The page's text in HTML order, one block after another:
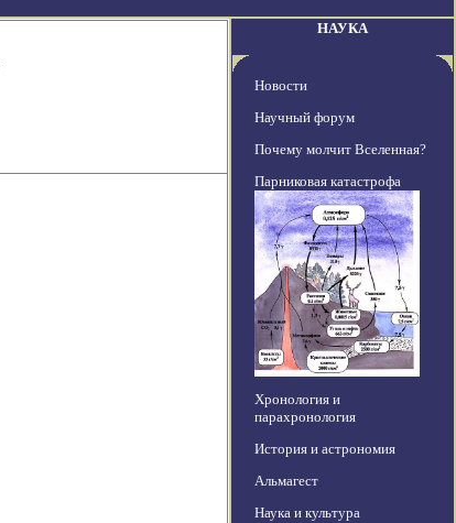
НАУКА
Новости
Научный форум
Почему молчит Вселенная?
Парниковая катастрофа
Хронология и
парахронология
История и астрономия
Альмагест
Наука и культура